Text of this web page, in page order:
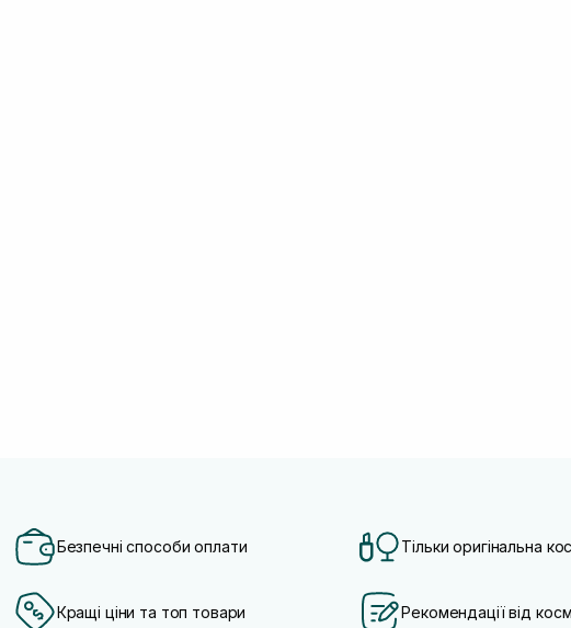
Безпечні способи оплати Тільки оригінальна
Кращі ціни та топ товари Рекомендації від